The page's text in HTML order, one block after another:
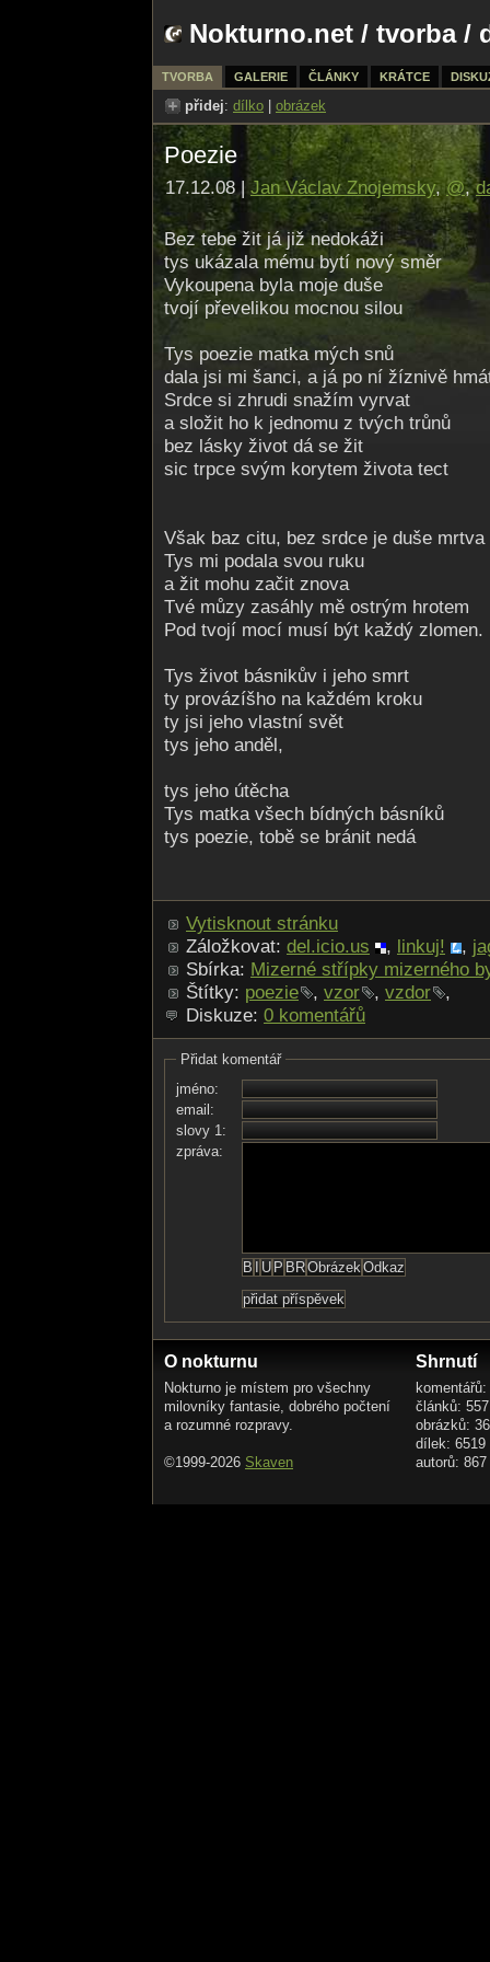
Nokturno.net / tvorba/
TVORBA GALERIE ČLÁNKY KRÁTCE
přidej: dílko obrázek
Poezie
17.12.08 | Jan Václav Znojemsky,@,
Bez tebe žit já již nedokáži
tys ukázala mému bytí nový směr
Vykoupena byla moje duše
tvojí převelikou mocnou silou
Tys poezie matka mých snů
dala jsi mi šanci, a já po ní žíznivě
Srdce si zhrudi snažím vyrvat
a složit ho k jednomu z tvých trůnů
bez lásky život dá se žit
sic trpce svým korytem života tect
Však baz citu, bez srdce je duše mrtva
Tys mi podala svou ruku
a žit mohu začit znova
Tvé můzy zasáhly mě ostrým hrotem
Pod tvojí mocí musí být každý zlomen.
Tys život básnikův i jeho smrt
ty provázíšho na každém kroku
ty jsi jeho vlastní svět
tys jeho anděl,
tys jeho útěcha
Tys matka všech bídných básníků
tys poezie, tobě se bránit nedá
Vytisknout stránku
Záložkovat: del.icio.us , linkuj! ,
Sbírka: Mizerné střípky mizerného
Štítky: poezie , vzor , vzdor
,
Diskuze: 0 komentářů
Přidat komentář
jméno:
email:
slovy 1:
zpráva:
O nokturnu
Nokturno je místem pro všechny
milovníky fantasie, dobrého počtení
a rozumné rozpravy.
©1999-2026 Skaven
Shrnutí
článků: 557
obrázků:
dílek: 6519
autorů: 867